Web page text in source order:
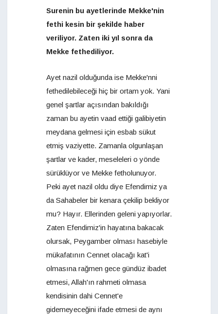
Surenin bu ayetlerinde Mekke'nin
fethi kesin bir şekilde haber
veriliyor. Zaten iki yıl sonra da
Mekke fethediliyor.
Ayet nazil olduğunda ise Mekke'nni
fethedilebileceği hiç bir ortam yok. Yani
genel şartlar açısından bakıldığı
zaman bu ayetin vaad ettiği galibiyetin
meydana gelmesi için esbab sükut
etmiş vaziyette. Zamanla olgunlaşan
şartlar ve kader, meseleleri o yönde
sürüklüyor ve Mekke fetholunuyor.
Peki ayet nazil oldu diye Efendimiz ya
da Sahabeler bir kenara çekilip bekliyor
mu? Hayır. Ellerinden geleni yapıyorlar.
Zaten Efendimiz'in hayatına bakacak
olursak, Peygamber olması hasebiyle
mükafatının Cennet olacağı kat'i
olmasına rağmen gece gündüz ibadet
etmesi, Allah'ın rahmeti olmasa
kendisinin dahi Cennet'e
gidemeyeceğini ifade etmesi de aynı